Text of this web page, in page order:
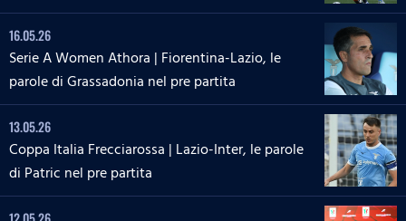
16.05.26
Serie A Women Athora | Fiorentina-Lazio, le
parole di Grassadonia nel pre partita
13.05.26
Coppa Italia Frecciarossa | Lazio-Inter, le parole
di Patric nel pre partita